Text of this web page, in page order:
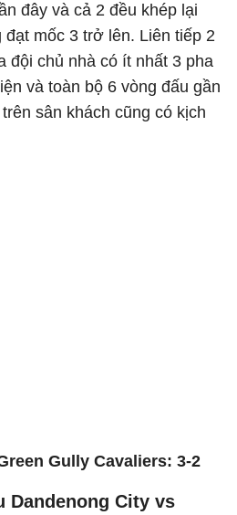
đây và cả 2 đều khép lại
mốc 3 trở lên. Liên tiếp 2
đội chủ nhà có ít nhất 3 pha
và toàn bộ 6 vòng đấu gần
sân khách cũng có kịch
Gully Cavaliers: 3-2
Dandenong City vs